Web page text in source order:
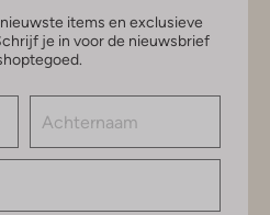
items en exclusieve
je in voor de nieuwsbrief